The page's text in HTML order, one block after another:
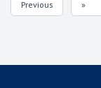
Previous
»